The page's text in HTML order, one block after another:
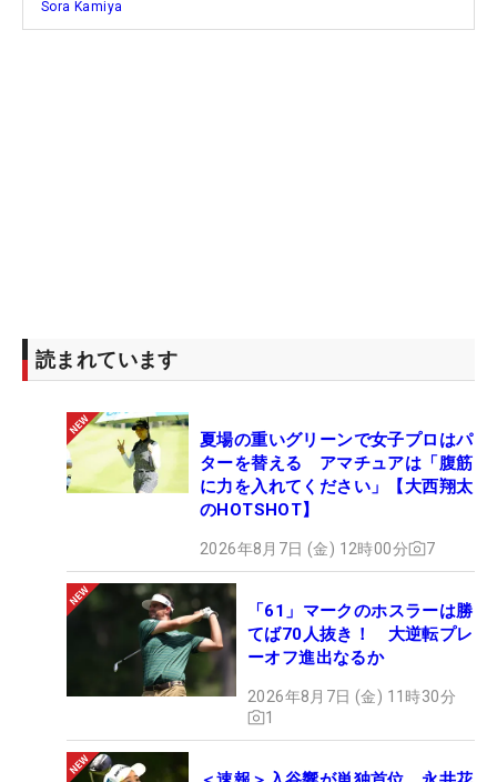
Sora Kamiya
読まれています
夏場の重いグリーンで女子プロはパ
ターを替える アマチュアは「腹筋
に力を入れてください」【大西翔太
のHOTSHOT】
2026年8月7日 (金) 12時00分 7
「61」マークのホスラーは勝
てば70人抜き！ 大逆転プレ
ーオフ進出なるか
2026年8月7日 (金) 11時30分
1